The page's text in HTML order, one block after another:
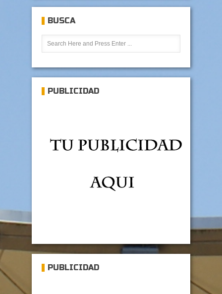
BUSCA
PUBLICIDAD
PUBLICIDAD